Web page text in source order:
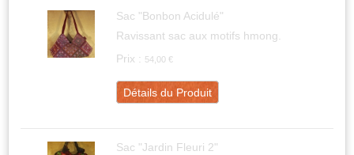
Sac "Bonbon Acidulé"
Ravissant sac aux motifs hmong.
Prix : 54,00 €
Détails du Produit
Sac "Jardin Fleuri 2"